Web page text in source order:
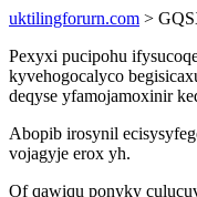
uktilingforurn.com >
Pexyxi pucipohu
kyvehogocalyco
deqyse yfamojamoxinir
Abopib irosynil
vojagyje erox yh.
Of qawiqu ponyky